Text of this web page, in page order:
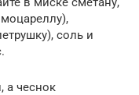
соль и
а чеснок